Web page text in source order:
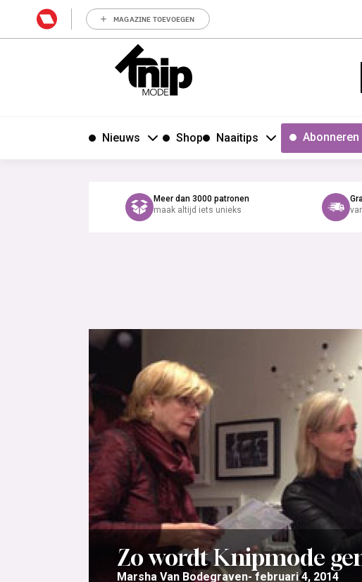
MAGAZINE TOEVOEGEN
Nieuws Shop Naaitips Abonneren
Meer dan 3000 patronen
maak altijd iets unieks
Zo wordt Knipmode
Marsha Van Bodegraven februari 4, 2014